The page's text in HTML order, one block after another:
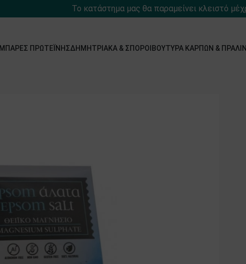
Το κατάστημα μας θα παραμείνει κλειστό
ΜΠΆΡΕΣ ΠΡΩΤΕΪ́ΝΗΣΔΗΜΗΤΡΙΑΚΆ & ΣΠΌΡΟΙ ΒΟΎΤΥΡΑ ΚΑΡΠΏΝ &